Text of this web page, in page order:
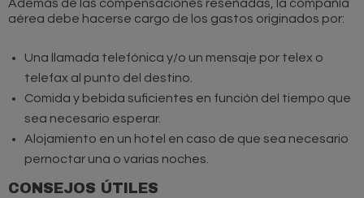
Además de las compensaciones reseñadas, la compañía
aérea debe hacerse cargo de los gastos originados por:
Una llamada telefónica y/o un mensaje por telex o
telefax al punto del destino.
Comida y bebida suficientes en función del tiempo que
sea necesario esperar.
Alojamiento en un hotel en caso de que sea necesario
pernoctar una o varias noches.
CONSEJOS ÚTILES